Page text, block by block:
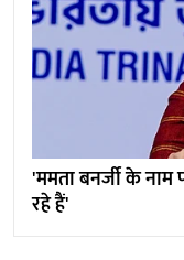
'ममता बनर्जी के
रहे हैं'